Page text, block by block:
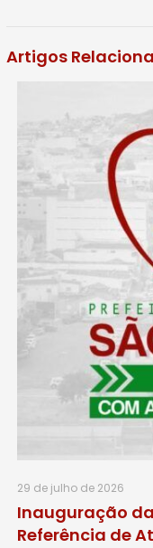
Artigos
29 de julho de 2026
Inauguração
Referência de